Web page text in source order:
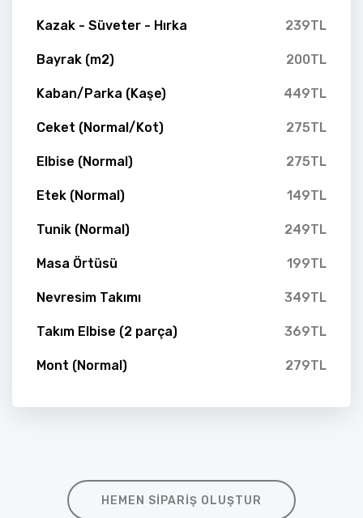
Kazak - Süveter - Hırka 239TL
Bayrak (m2) 200TL
Kaban/Parka (Kaşe) 449TL
Ceket (Normal/Kot) 275TL
Elbise (Normal) 275TL
Etek (Normal) 149TL
Tunik (Normal) 249TL
Masa Örtüsü 199TL
Nevresim Takımı 349TL
Takım Elbise (2 parça) 369TL
Mont (Normal) 279TL
HEMEN SIPARIŞ OLUŞTUR